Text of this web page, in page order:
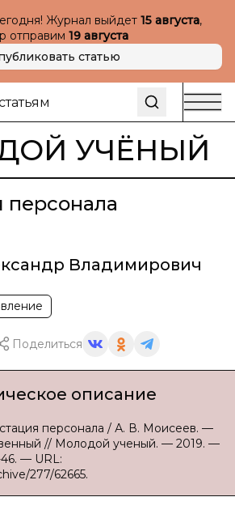
Журнал выйдет 15 августа,
отправим 19 августа
статью
УЧЁНЫЙ
персонала
Владимирович
Поделиться
описание
персонала / А. В. Моисеев. —
// Молодой ученый. — 2019. —
— URL:
277/62665.